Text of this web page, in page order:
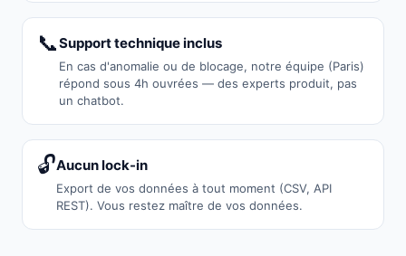
📞Support technique inclus
En cas d'anomalie ou de blocage, notre équipe (Paris)
répond sous 4h ouvrées — des experts produit, pas
un chatbot.
🔓Aucun lock-in
Export de vos données à tout moment (CSV, API
REST). Vous restez maître de vos données.